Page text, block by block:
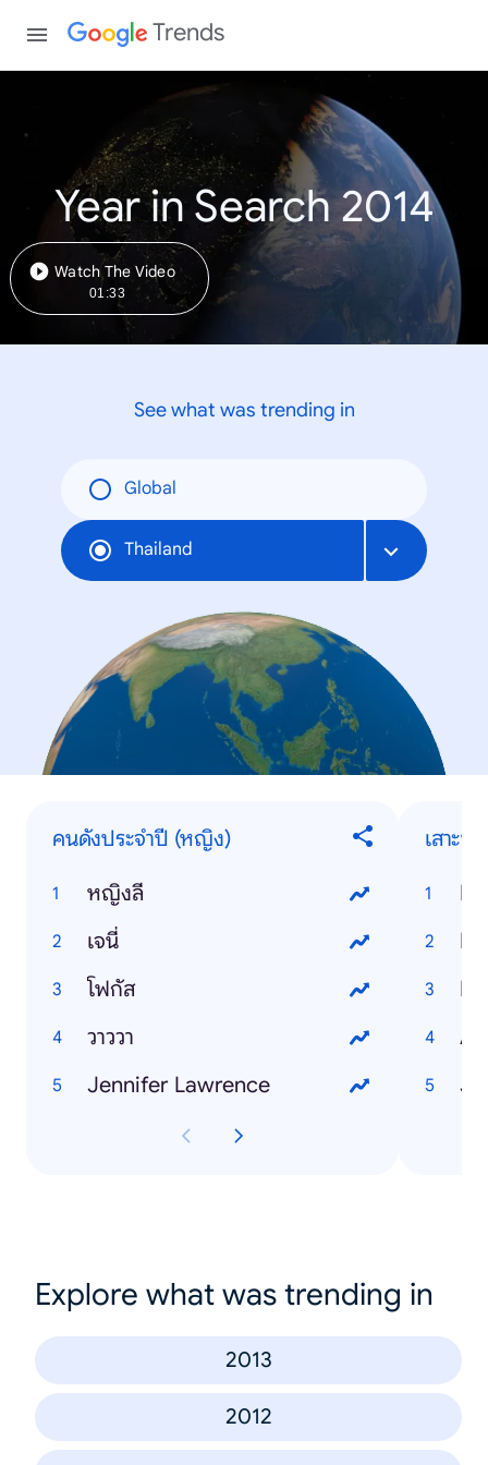
Trends
Year in Search 2014
Watch The Video
01:33
See what was trending in
Global
Thailand
คนดังประจำปี (หญิง)
หญิงลี
เจนี่
โฟกัส
วาววา
Jennifer Lawrence
เสาะห
Explore what was trending in
2013
2012